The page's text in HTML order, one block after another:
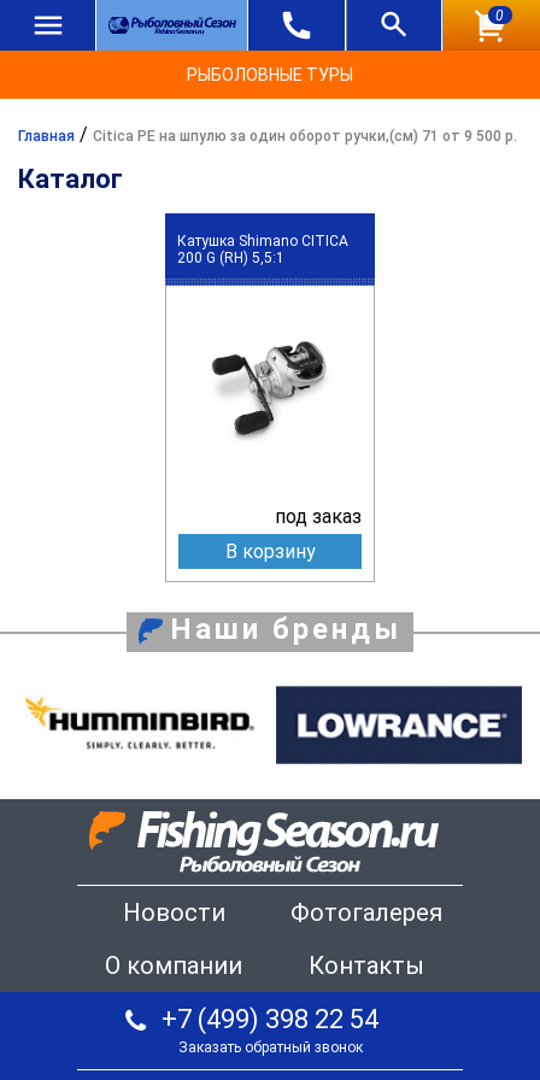
0
РЫБОЛОВНЫЕ ТУРЫ
Главная / Citica PE на шпулю за один оборот ручки,(см) 71 от 9 500 р.
Каталог
Катушка Shimano CITICA
200 G (RH) 5,5:1
под заказ
В корзину
Наши бренды
Новости
Фотогалерея
О компании
Контакты
+7 (499) 398 22 54
Заказать обратный звонок